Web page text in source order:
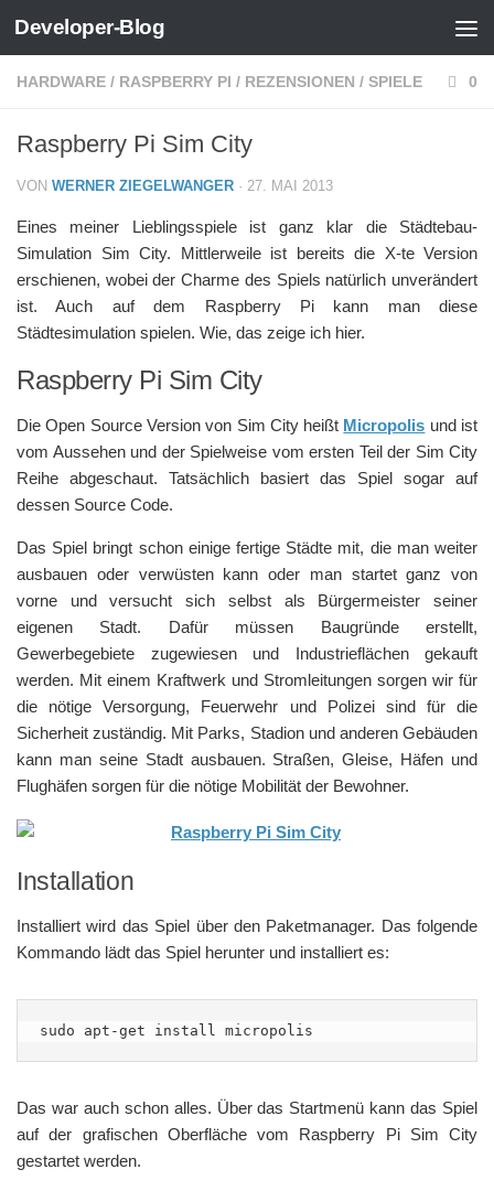
Zum Inhalt springen
Developer-Blog
HARDWARE / RASPBERRY PI / REZENSIONEN / SPIELE 0
Raspberry Pi Sim City
VON WERNER ZIEGELWANGER · 27. MAI 2013
Eines meiner Lieblingsspiele ist ganz klar die Städtebau-
Simulation Sim City. Mittlerweile ist bereits die X-te Version
erschienen, wobei der Charme des Spiels natürlich unverändert
ist. Auch auf dem Raspberry Pi kann man diese
Städtesimulation spielen. Wie, das zeige ich hier.
Raspberry Pi Sim City
Die Open Source Version von Sim City heißt Micropolis und ist
vom Aussehen und der Spielweise vom ersten Teil der Sim City
Reihe abgeschaut. Tatsächlich basiert das Spiel sogar auf
dessen Source Code.
Das Spiel bringt schon einige fertige Städte mit, die man weiter
ausbauen oder verwüsten kann oder man startet ganz von
vorne und versucht sich selbst als Bürgermeister seiner
eigenen Stadt. Dafür müssen Baugründe erstellt,
Gewerbegebiete zugewiesen und Industrieflächen gekauft
werden. Mit einem Kraftwerk und Stromleitungen sorgen wir für
die nötige Versorgung, Feuerwehr und Polizei sind für die
Sicherheit zuständig. Mit Parks, Stadion und anderen Gebäuden
kann man seine Stadt ausbauen. Straßen, Gleise, Häfen und
Flughäfen sorgen für die nötige Mobilität der Bewohner.
Installation
Installiert wird das Spiel über den Paketmanager. Das folgende
Kommando lädt das Spiel herunter und installiert es:
sudo apt-get install micropolis
Das war auch schon alles. Über das Startmenü kann das Spiel
auf der grafischen Oberfläche vom Raspberry Pi Sim City
gestartet werden.